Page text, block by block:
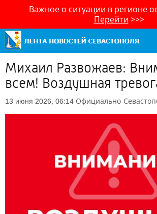
Важное о ситуации в регионе
Перейти >>>
Михаил Развожаев:
всем! Воздушная
13 июня 2026, 06:14 Официально